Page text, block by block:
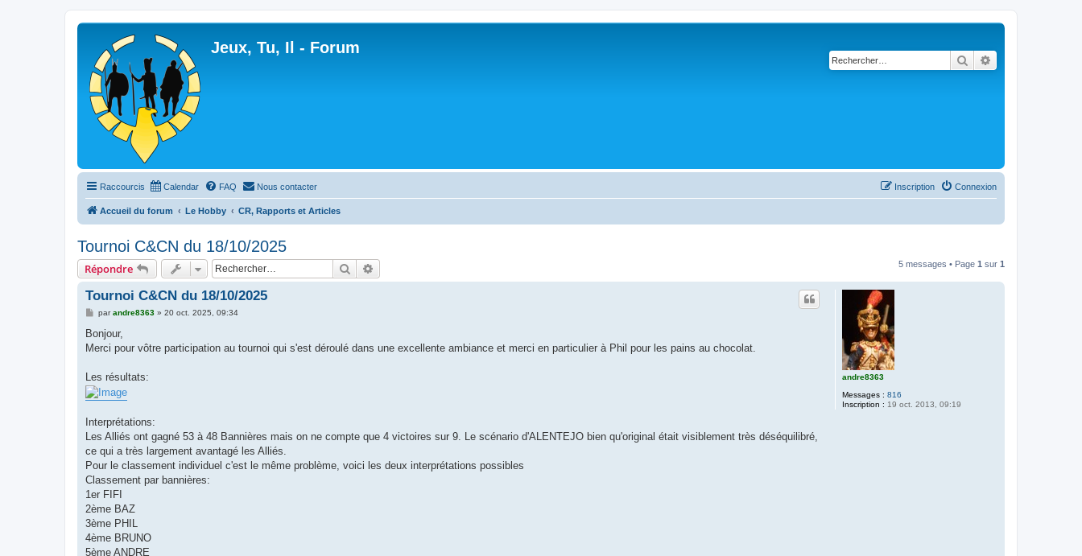
Jeux, Tu, Il - Forum
Rechercher
Raccourcis Calendar FAQ Nous contacter Connexion
Inscription
Accueil du forum Le Hobby CR, Rapports et Articles
Tournoi C&CN du 18/10/2025
Répondre Rechercher 5 messages • Page 1 sur 1
andre8363
Messages : 816
Inscription : 19 oct. 2013, 09:19
Tournoi C&CN du 18/10/2025
M
s
a
parandre8363» 20 oct. 2025, 09:34
Bonjour,
Merci pour vôtre participation au tournoi qui s'est déroulé dans une excellente ambiance et merci en particulier à Phil pour les pains au chocolat.
Les résultats:
Interprétations:
Les Alliés ont gagné 53 à 48 Bannières mais on ne compte que 4 victoires sur 9. Le scénario d'ALENTEJO bien qu'original était visiblement très déséquilibré,
ce qui a très largement avantagé les Alliés.
Pour le classement individuel c'est le même problème, voici les deux interprétations possibles
Classement par bannières:
1er FIFI
2ème BAZ
3ème PHIL
4ème BRUNO
5ème ANDRE